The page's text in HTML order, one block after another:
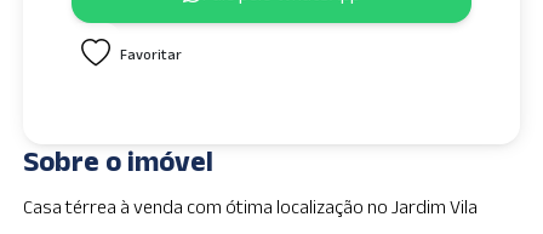
t
a
+
1
Favoritar
Sobre o imóvel
Casa térrea à venda com ótima localização no Jardim Vila